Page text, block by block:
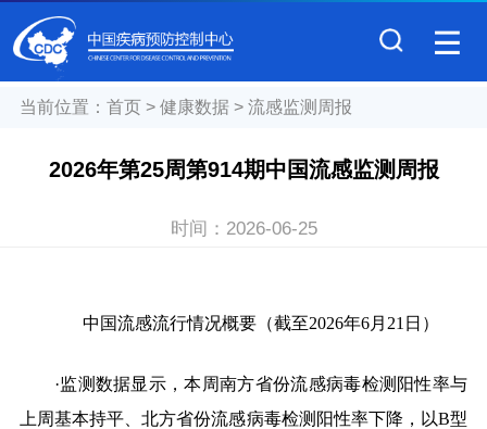
当前位置： 首页> 健康数据> 流感监测周报
2026年第25周第914期中国流感监测周报
时间： 2026-06-25
中国流感流行情况概要（截至2026年6月21日）
·监测数据显示，本周南方省份流感病毒检测阳性率与
上周基本持平、北方省份流感病毒检测阳性率下降，以B型